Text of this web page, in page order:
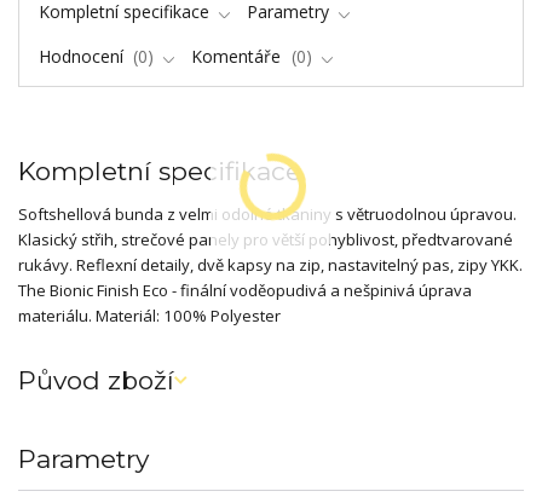
Kompletní specifikace
Parametry
Hodnocení
0 Komentáře 0
Kompletní specifikace
Softshellová bunda z velmi odolné tkaniny s větruodolnou úpravou.
Klasický střih, strečové panely pro větší pohyblivost, předtvarované
rukávy. Reflexní detaily, dvě kapsy na zip, nastavitelný pas, zipy YKK.
The Bionic Finish Eco - finální voděopudivá a nešpinivá úprava
materiálu. Materiál: 100% Polyester
Původ zboží
Parametry